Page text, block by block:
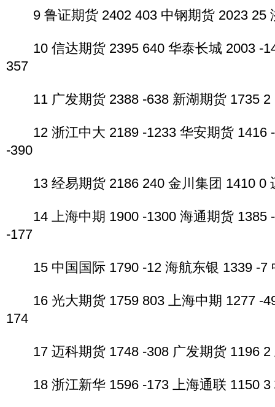
9 鲁证期货 2402 403 中钢期货 2023 25
10 信达期货 2395 640 华泰长城 2003 -
357
11 广发期货 2388 -638 新湖期货 1735 2
12 浙江中大 2189 -1233 华安期货 1416 -
-390
13 经易期货 2186 240 金川集团 1410 0
14 上海中期 1900 -1300 海通期货 1385 -
-177
15 中国国际 1790 -12 海航东银 1339 -7
16 光大期货 1759 803 上海中期 1277 -
174
17 迈科期货 1748 -308 广发期货 1196 2
18 浙江新华 1596 -173 上海通联 1150 3